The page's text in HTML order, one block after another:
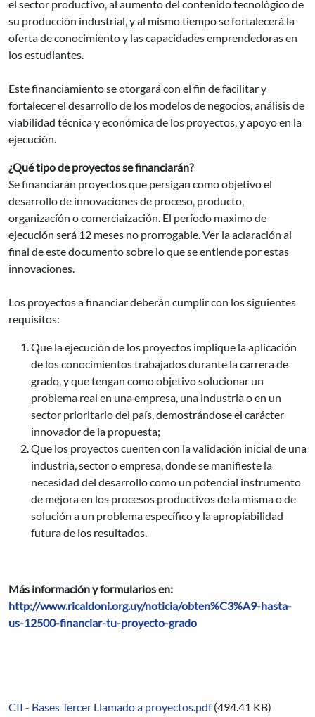
el sector productivo, al aumento del contenido tecnológico de
su producción industrial, y al mismo tiempo se fortalecerá la
oferta de conocimiento y las capacidades emprendedoras en
los estudiantes.
Este financiamiento se otorgará con el fin de facilitar y
fortalecer el desarrollo de los modelos de negocios, análisis de
viabilidad técnica y económica de los proyectos, y apoyo en la
ejecución.
¿Qué tipo de proyectos se financiarán?
Se financiarán proyectos que persigan como objetivo el
desarrollo de innovaciones de proceso, producto,
organizacíón o comerciaización. El período maximo de
ejecución será 12 meses no prorrogable. Ver la aclaración al
final de este documento sobre lo que se entiende por estas
innovaciones.
Los proyectos a financiar deberán cumplir con los siguientes
requisitos:
Que la ejecución de los proyectos implique la aplicación
de los conocimientos trabajados durante la carrera de
grado, y que tengan como objetivo solucionar un
problema real en una empresa, una industria o en un
sector prioritario del país, demostrándose el carácter
innovador de la propuesta;
Que los proyectos cuenten con la validación inicial de una
industria, sector o empresa, donde se manifieste la
necesidad del desarrollo como un potencial instrumento
de mejora en los procesos productivos de la misma o de
solución a un problema específico y la apropiabilidad
futura de los resultados.
Más información y formularios en:
http://www.ricaldoni.org.uy/noticia/obten%C3%A9-hasta-
us-12500-financiar-tu-proyecto-grado
CII - Bases Tercer Llamado a proyectos.pdf (494.41 KB)